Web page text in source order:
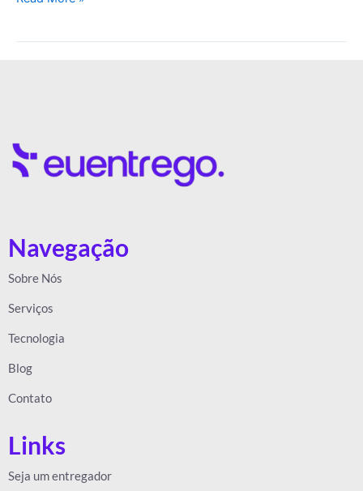
Navegação
Sobre Nós
Serviços
Tecnologia
Blog
Contato
Links
Seja um entregador